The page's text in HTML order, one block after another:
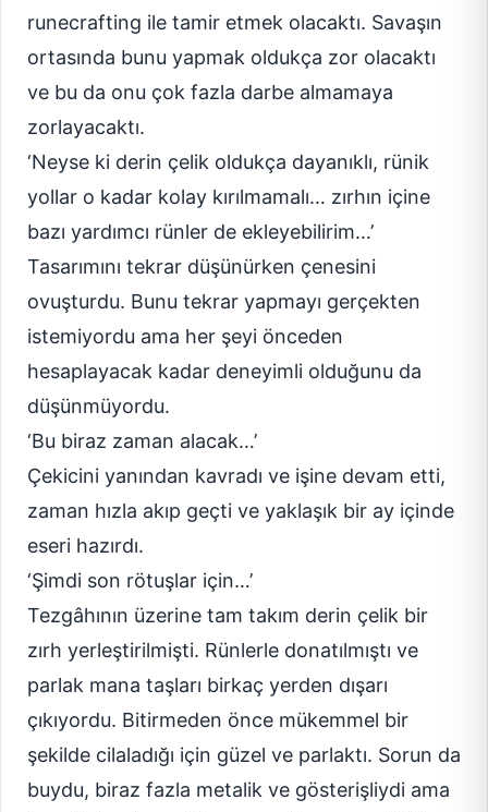
runecrafting ile tamir etmek olacaktı. Savaşın
ortasında bunu yapmak oldukça zor olacaktı
ve bu da onu çok fazla darbe almamaya
zorlayacaktı.
‘Neyse ki derin çelik oldukça dayanıklı, rünik
yollar o kadar kolay kırılmamalı… zırhın içine
bazı yardımcı rünler de ekleyebilirim…’
Tasarımını tekrar düşünürken çenesini
ovuşturdu. Bunu tekrar yapmayı gerçekten
istemiyordu ama her şeyi önceden
hesaplayacak kadar deneyimli olduğunu da
düşünmüyordu.
‘Bu biraz zaman alacak…’
Çekicini yanından kavradı ve işine devam etti,
zaman hızla akıp geçti ve yaklaşık bir ay içinde
eseri hazırdı.
‘Şimdi son rötuşlar için…’
Tezgâhının üzerine tam takım derin çelik bir
zırh yerleştirilmişti. Rünlerle donatılmıştı ve
parlak mana taşları birkaç yerden dışarı
çıkıyordu. Bitirmeden önce mükemmel bir
şekilde cilaladığı için güzel ve parlaktı. Sorun da
buydu, biraz fazla metalik ve gösterişliydi ama